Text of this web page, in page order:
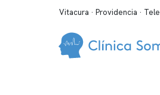
Vitacura · Providencia ·